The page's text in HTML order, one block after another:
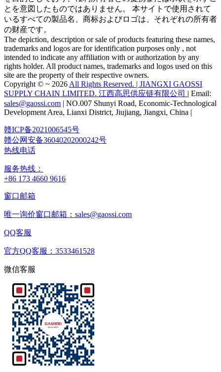
官方微信客服
本网站所载产品的名称、商标及标识的展示、说明与销售，仅
用于产品识别目的，不代表与相关权利人存在合作关系或获得
其授权。本网站使用的所有产品名称、商标及标识均为其各自
权利人的财产。
このウェブサイトに掲载されている製品の名前、商标および
ロゴを特徴とする製品の描写、説明または贩売は、识别のみ
を目的としており、権利所有者との提携または承认を示すこ
とを意図したものではありません。 本サイトで使用されて
いるすべての製品名、商标およびロゴは、それぞれの所有者
の财産です。
The depiction, description or sale of products featuring these names,
trademarks and logos are for identification purposes only , not
intended to indicate any affiliation with or authorization by any
rights holder. All product names, trademarks and logos used on this
site are the property of their respective owners.
Copyright © ~ 2026
SUPPLY CHAIN LIMITED. 江西高思供应链有限公司
sales@gaossi.com
Development Area, Lianxi District, Jiujiang, Jiangxi, China |
赣ICP备2021006545号
赣公网安备36040202000242号
热线电话
服务热线：
+86 173 4660 9616
窗口邮箱
唯一询价窗口邮箱：sales@gaossi.com
QQ客服
官方QQ客服：3533461528
微信客服